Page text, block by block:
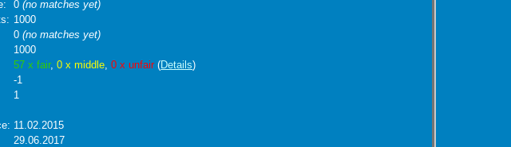
0(no matches yet)
1000
0(no matches yet)
1000
57 x fair,0 x middle,0 x unfair(Details)
-1
1
11.02.2015
29.06.2017